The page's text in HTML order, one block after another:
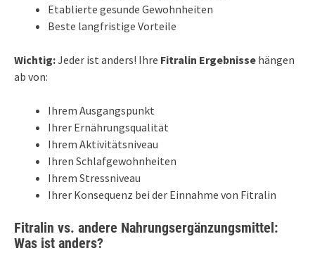
Etablierte gesunde Gewohnheiten
Beste langfristige Vorteile
Wichtig:Jeder ist anders! Ihre Fitralin Ergebnisse hängen
ab von:
Ihrem Ausgangspunkt
Ihrer Ernährungsqualität
Ihrem Aktivitätsniveau
Ihren Schlafgewohnheiten
Ihrem Stressniveau
Ihrer Konsequenz bei der Einnahme von Fitralin
Fitralin vs. andere Nahrungsergänzungsmittel:
Was ist anders?